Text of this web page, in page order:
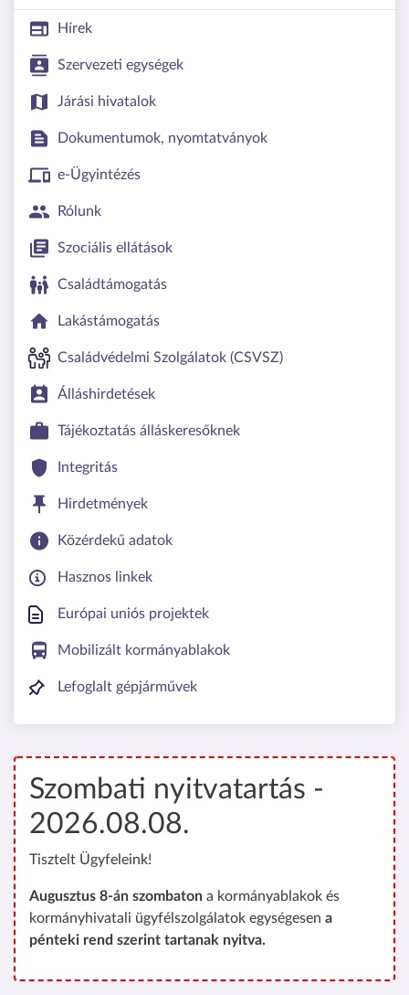
Hírek
Szervezeti egységek
Járási hivatalok
Dokumentumok, nyomtatványok
e-Ügyintézés
Rólunk
Szociális ellátások
Családtámogatás
Lakástámogatás
Családvédelmi Szolgálatok (CSVSZ)
Álláshirdetések
Tájékoztatás álláskeresőknek
Integritás
Hirdetmények
Közérdekű adatok
Hasznos linkek
Európai uniós projektek
Mobilizált kormányablakok
Lefoglalt gépjárművek
Szombati nyitvatartás -
2026.08.08.
Tisztelt Ügyfeleink!
Augusztus 8-án szombaton a kormányablakok és
kormányhivatali ügyfélszolgálatok egységesen a
pénteki rend szerint tartanak nyitva.